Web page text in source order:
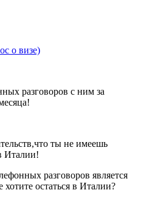
о визе)
разговоров с ним за
ты не имеешь
Италии!
разговоров является
остаться в Италии?